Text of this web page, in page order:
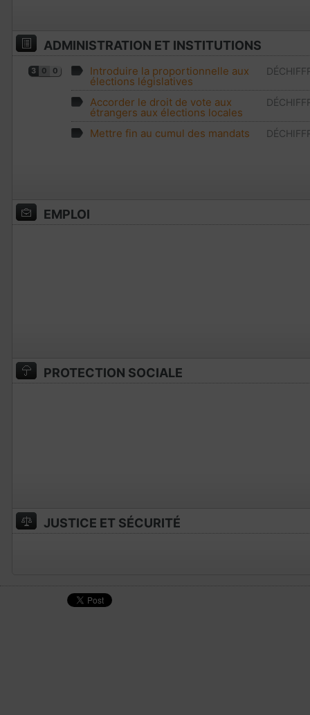
ADMINISTRATION ET INSTITUTIONS
3 0 0 Introduire la proportionnelle aux
élections législatives
Accorder le droit de vote aux
étrangers aux élections locales
Mettre fin au cumul des mandats
EMPLOI
PROTECTION SOCIALE
JUSTICE ET SÉCURITÉ